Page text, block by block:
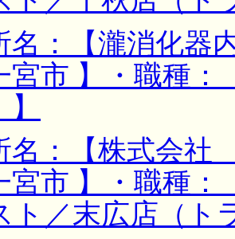
名：【瀧消化器
宮市 】・職種
名：【株式会社
宮市 】・職種
ト／末広店（ト